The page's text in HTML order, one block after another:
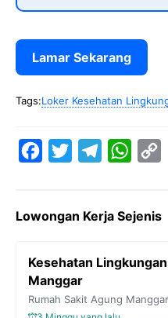
Lamar Sekarang
Tags:Loker Kesehatan
e
o
t
e
e
r
W
t
A
p
y
i
Lowongan Kerja Sejenis
Kesehatan
Manggar
Rumah Sakit Agung